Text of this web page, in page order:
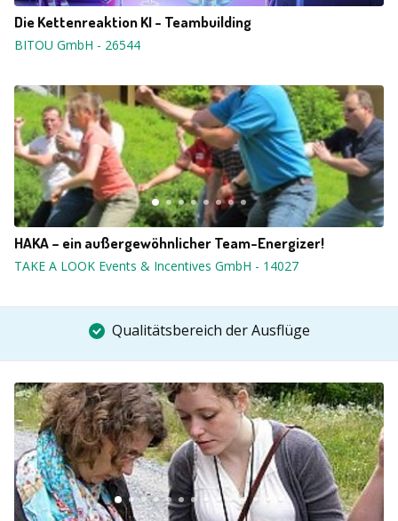
Die Kettenreaktion KI - Teambuilding
BITOU GmbH - 26544
HAKA – ein außergewöhnlicher Team-Energizer!
TAKE A LOOK Events & Incentives GmbH - 14027
Qualitätsbereich der Ausflüge